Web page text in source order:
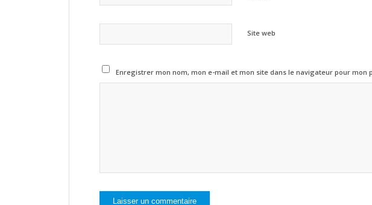
Site web
Enregistrer mon nom, mon e-mail et mon site dans le navigateur pour mon